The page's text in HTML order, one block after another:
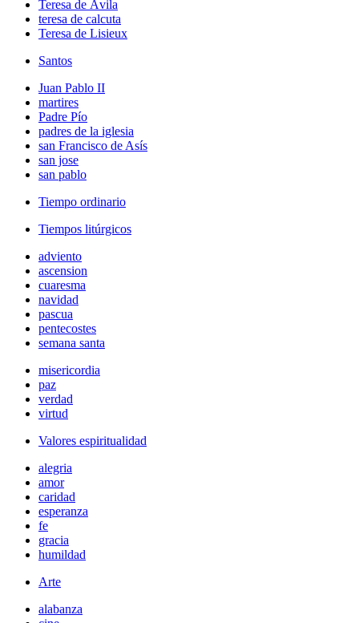
Teresa de Ávila
teresa de calcuta
Teresa de Lisieux
Santos
Juan Pablo II
martires
Padre Pío
padres de la iglesia
san Francisco de Asís
san jose
san pablo
Tiempo ordinario
Tiempos litúrgicos
adviento
ascension
cuaresma
navidad
pascua
pentecostes
semana santa
misericordia
paz
verdad
virtud
Valores espiritualidad
alegria
amor
caridad
esperanza
fe
gracia
humildad
Arte
alabanza